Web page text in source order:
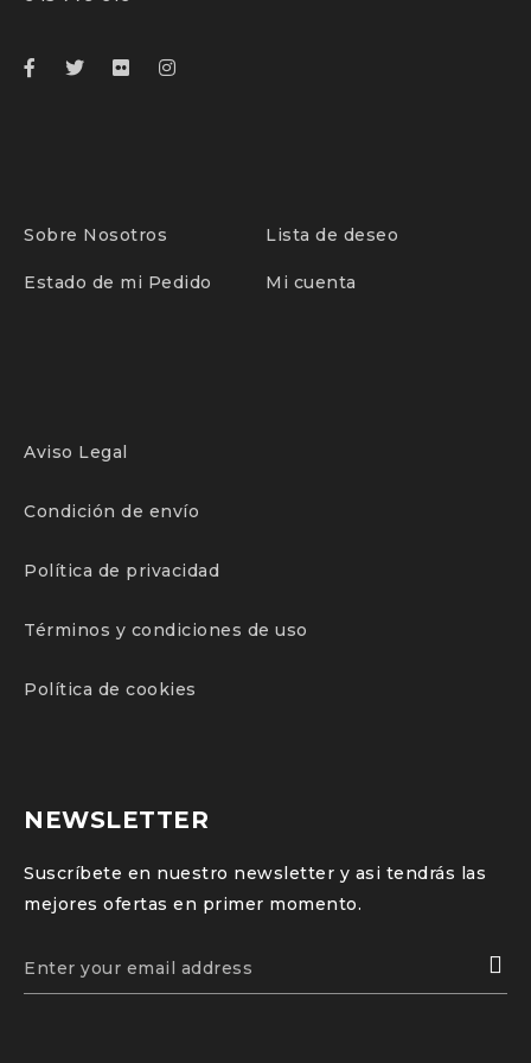
Sobre Nosotros Lista de deseo
Estado de mi Pedido Mi cuenta
Aviso Legal
Condición de envío
Política de privacidad
Términos y condiciones de uso
Política de cookies
NEWSLETTER
Suscríbete en nuestro newsletter y asi tendrás las
mejores ofertas en primer momento.